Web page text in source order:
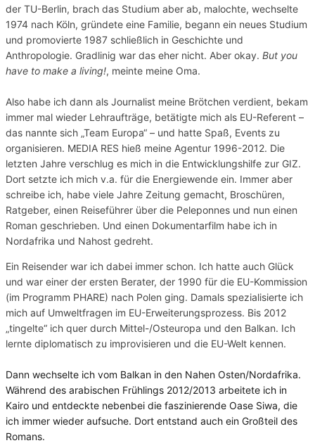
der TU-Berlin, brach das Studium aber ab, malochte, wechselte
1974 nach Köln, gründete eine Familie, begann ein neues Studium
und promovierte 1987 schließlich in Geschichte und
Anthropologie. Gradlinig war das eher nicht. Aber okay. But you
have to make a living!, meinte meine Oma.
Also habe ich dann als Journalist meine Brötchen verdient, bekam
immer mal wieder Lehraufträge, betätigte mich als EU-Referent –
das nannte sich „Team Europa“ – und hatte Spaß, Events zu
organisieren. MEDIA RES hieß meine Agentur 1996-2012. Die
letzten Jahre verschlug es mich in die Entwicklungshilfe zur GIZ.
Dort setzte ich mich v.a. für die Energiewende ein. Immer aber
schreibe ich, habe viele Jahre Zeitung gemacht, Broschüren,
Ratgeber, einen Reiseführer über die Peleponnes und nun einen
Roman geschrieben. Und einen Dokumentarfilm habe ich in
Nordafrika und Nahost gedreht.
Ein Reisender war ich dabei immer schon. Ich hatte auch Glück
und war einer der ersten Berater, der 1990 für die EU-Kommission
(im Programm PHARE) nach Polen ging. Damals spezialisierte ich
mich auf Umweltfragen im EU-Erweiterungsprozess. Bis 2012
„tingelte“ ich quer durch Mittel-/Osteuropa und den Balkan. Ich
lernte diplomatisch zu improvisieren und die EU-Welt kennen.
Dann wechselte ich vom Balkan in den Nahen Osten/Nordafrika.
Während des arabischen Frühlings 2012/2013 arbeitete ich in
Kairo und entdeckte nebenbei die faszinierende Oase Siwa, die
ich immer wieder aufsuche. Dort entstand auch ein Großteil des
Romans.